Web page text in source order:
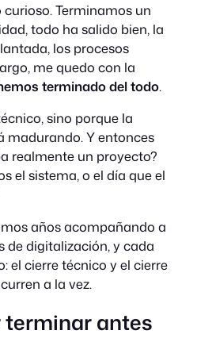
Terminamos un
todo ha salido bien, la
los procesos
me quedo con la
terminado del todo.
sino porque la
madurando. Y entonces
realmente un proyecto?
el sistema, o el día que el
años acompañando a
de digitalización, y cada
el cierre técnico y el cierre
a la vez.
terminar antes